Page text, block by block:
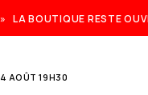
LA BOUTIQUE RESTE
AOÛT 19H30